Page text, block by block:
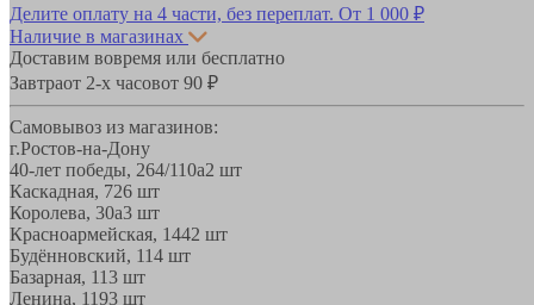
Делите оплату на 4 части, без переплат. От 1 000 ₽
Наличие в магазинах
Доставим вовремя или бесплатно
Завтраот 2-х часовот 90 ₽
Самовывоз из магазинов:
г.Ростов-на-Дону
40-лет победы, 264/110а2 шт
Каскадная, 726 шт
Королева, 30а3 шт
Красноармейская, 1442 шт
Будённовский, 114 шт
Базарная, 113 шт
Ленина, 1193 шт